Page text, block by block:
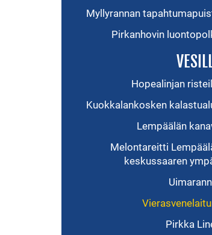
Myllyrannan
Pirkanhovin
Hopealinjan
Kuokkalankosken
Lempäälän
Melontareitti
keskussaaren
Pirkka